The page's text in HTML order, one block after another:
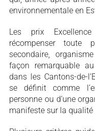
environnementale en
Les prix
récompenser toute
secondaire,
façon remarquable au
dans les Cantons-de-
se définit comme
personne ou d’une
manifeste sur la qualité